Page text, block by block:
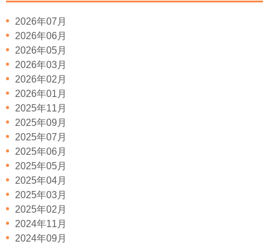
2026年07月
2026年06月
2026年05月
2026年03月
2026年02月
2026年01月
2025年11月
2025年09月
2025年07月
2025年06月
2025年05月
2025年04月
2025年03月
2025年02月
2024年11月
2024年09月